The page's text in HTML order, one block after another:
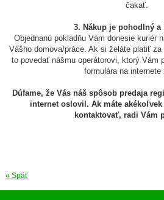
čakať.
3. Nákup je pohodlný a
Objednanú pokladňu Vám donesie kuriér
Vášho domova/práce. Ak si želáte platiť
to povedať nášmu operátorovi, ktorý Vám
formulára na internete
Dúfame, že Vás náš spôsob predaja
internet oslovil. Ak máte
kontaktovať, radi Vám
« Späť